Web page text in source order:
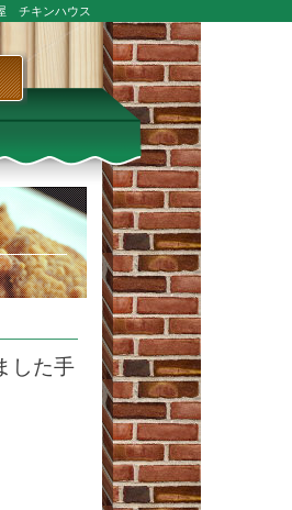
チキンハウス
した手